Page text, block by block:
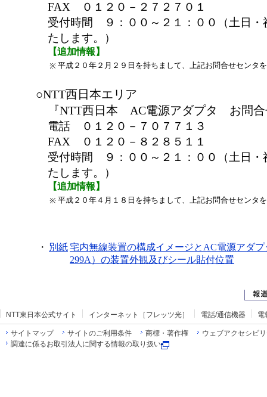
FAX ０１２０－２７２７０１
受付時間 ９：００～２１：００（土日・
たします。）
【追加情報】
※ 平成２０年２月２９日を持ちまして、上記お問合せセンタ
○NTT西日本エリア
『NTT西日本 AC電源アダプタ お問合
電話 ０１２０－７０７７１３
FAX ０１２０－８２８５１１
受付時間 ９：００～２１：００（土日・
たします。）
【追加情報】
※ 平成２０年４月１８日を持ちまして、上記お問合せセンタ
・ 別紙宅内無線装置の構成イメージとAC電源アダ
299A）の装置外観及びシール貼付位置
NTT東日本公式サイト インターネット［フレッツ光］ 電話/通信機器 電
サイトマップ サイトのご利用条件 商標・著作権
ウェブアクセシビ
調達に係るお取引法人に関する情報の取り扱い